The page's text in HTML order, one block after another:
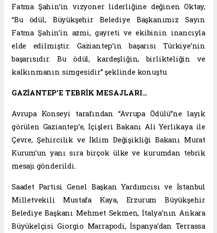
Fatma Şahin’in vizyoner liderliğine değinen Oktay,
“Bu ödül, Büyükşehir Belediye Başkanımız Sayın
Fatma Şahin’in azmi, gayreti ve ekibinin inancıyla
elde edilmiştir. Gaziantep’in başarısı Türkiye’nin
başarısıdır. Bu ödül, kardeşliğin, birlikteliğin ve
kalkınmanın simgesidir” şeklinde konuştu.
GAZİANTEP’E TEBRİK MESAJLARI…
Avrupa Konseyi tarafından “Avrupa Ödülü”ne layık
görülen Gaziantep’e, İçişleri Bakanı Ali Yerlikaya ile
Çevre, Şehircilik ve İklim Değişikliği Bakanı Murat
Kurum’un yanı sıra birçok ülke ve kurumdan tebrik
mesajı gönderildi.
Saadet Partisi Genel Başkan Yardımcısı ve İstanbul
Milletvekili Mustafa Kaya, Erzurum Büyükşehir
Belediye Başkanı Mehmet Sekmen, İtalya’nın Ankara
Büyükelçisi Giorgio Marrapodi, İspanya’dan Terrassa